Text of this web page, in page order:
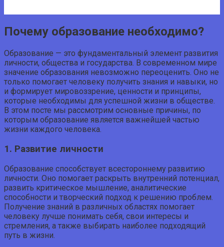
Почему образование необходимо?
Образование — это фундаментальный элемент развития
личности, общества и государства. В современном мире
значение образования невозможно переоценить. Оно не
только помогает человеку получить знания и навыки, но
и формирует мировоззрение, ценности и принципы,
которые необходимы для успешной жизни в обществе.
В этом посте мы рассмотрим основные причины, по
которым образование является важнейшей частью
жизни каждого человека.
1. Развитие личности
Образование способствует всестороннему развитию
личности. Оно помогает раскрыть внутренний потенциал,
развить критическое мышление, аналитические
способности и творческий подход к решению проблем.
Получение знаний в различных областях помогает
человеку лучше понимать себя, свои интересы и
стремления, а также выбирать наиболее подходящий
путь в жизни.